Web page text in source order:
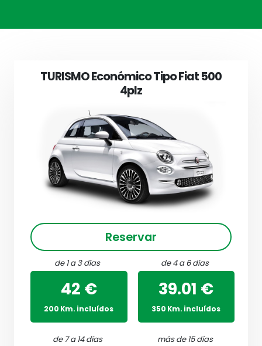
TURISMO Económico Tipo Fiat 500
4plz
Reservar
de 1 a 3 días
42 €
200 Km. incluídos
de 4 a 6 días
39.01 €
350 Km. incluídos
de 7 a 14 días más de 15 días